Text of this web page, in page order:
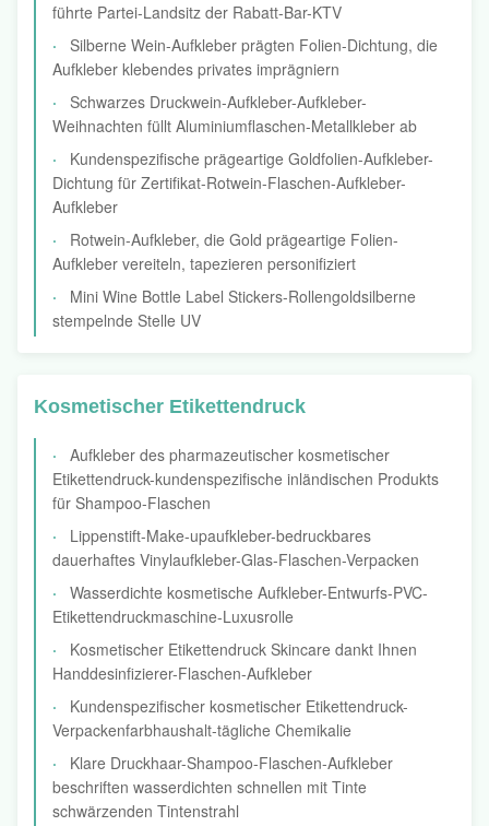
führte Partei-Landsitz der Rabatt-Bar-KTV
Silberne Wein-Aufkleber prägten Folien-Dichtung, die
Aufkleber klebendes privates imprägniern
Schwarzes Druckwein-Aufkleber-Aufkleber-
Weihnachten füllt Aluminiumflaschen-Metallkleber ab
Kundenspezifische prägeartige Goldfolien-Aufkleber-
Dichtung für Zertifikat-Rotwein-Flaschen-Aufkleber-
Aufkleber
Rotwein-Aufkleber, die Gold prägeartige Folien-
Aufkleber vereiteln, tapezieren personifiziert
Mini Wine Bottle Label Stickers-Rollengoldsilberne
stempelnde Stelle UV
Kosmetischer Etikettendruck
Aufkleber des pharmazeutischer kosmetischer
Etikettendruck-kundenspezifische inländischen Produkts
für Shampoo-Flaschen
Lippenstift-Make-upaufkleber-bedruckbares
dauerhaftes Vinylaufkleber-Glas-Flaschen-Verpacken
Wasserdichte kosmetische Aufkleber-Entwurfs-PVC-
Etikettendruckmaschine-Luxusrolle
Kosmetischer Etikettendruck Skincare dankt Ihnen
Handdesinfizierer-Flaschen-Aufkleber
Kundenspezifischer kosmetischer Etikettendruck-
Verpackenfarbhaushalt-tägliche Chemikalie
Klare Druckhaar-Shampoo-Flaschen-Aufkleber
beschriften wasserdichten schnellen mit Tinte
schwärzenden Tintenstrahl